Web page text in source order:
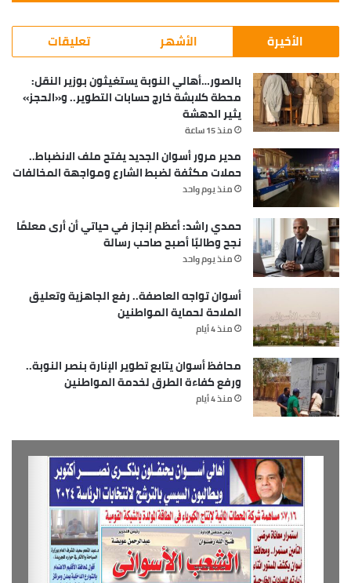
الأخيرة الأشهر تعليقات
بالصور…أهالي النوبة يستغيثون بوزير النقل:
محطة كلابشة خارج حسابات التطوير.. و«الحجز»
يثير الدهشة
منذ 15 ساعة
مدير مرور أسوان الجديد يفتح ملف الانضباط..
حملات مكثفة لضبط الشارع ومواجهة المخالفات
منذ يوم واحد
حمدي راشد: أعظم إنجاز في حياتي أن أرى معلمًا
نجح وطالبًا أصبح صاحب رسالة
منذ يوم واحد
أسوان تواجه العاصفة.. رفع الجاهزية وتعليق
الملاحة لحماية المواطنين
منذ 4 أيام
محافظ أسوان يتابع تطوير الإنارة بنصر النوبة..
ورفع كفاءة الطرق لخدمة المواطنين
منذ 4 أيام